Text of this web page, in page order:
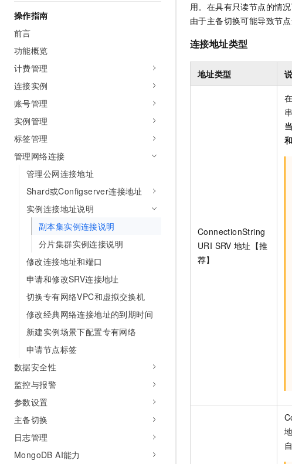
操作指南
前言
功能概览
计费管理
连接实例
账号管理
实例管理
标签管理
管理网络连接
管理公网连接地址
Shard或Configserver连接地址
实例连接地址说明
副本集实例连接说明
分片集群实例连接说明
修改连接地址和端口
申请和修改SRV连接地址
切换专有网络VPC和虚拟交换机
修改经典网络连接地址的到期时间
新建实例场景下配置专有网络
申请节点标签
数据安全性
监控与报警
参数设置
主备切换
日志管理
MongoDB AI能力
用。在具有只读节点的情
由于主备切换可能导致节
连接地址类型
地址类型
ConnectionString
URI SRV 地址【推
荐】
在
大模型服务
千问AI平台-Token Plan
千问AI平台-模型体验
在线体验全尺寸、多种模态的模型
10 分钟在聊天系统中增加一个 AI
数据库
大数据计算
媒体服务
企业服务与云通信
域名与网站
终端用户计算
Serverless
开发工具
迁移与运维管理
专有云
上云与迁云
企业出海
政企业务
140+云产品 免费试用
大模型ACA认证体验
AI空中课堂在线直播课堂（旗舰
生态解决方案
行业生态解决方案
开发者生态解决方案
入门学习赛